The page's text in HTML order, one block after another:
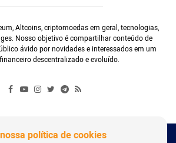
Altcoins, criptomoedas em geral, tecnologias,
Nosso objetivo é compartilhar conteúdo de
ávido por novidades e interessados em um
descentralizado e evoluído.
política de cookies